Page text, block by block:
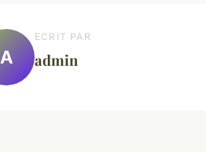
A
ECRIT PAR
admin